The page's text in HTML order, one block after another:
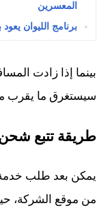
المعسرين
برنامج الليوان
سيستغرق ما يقرب
طريقة تتبع
يمكن بعد طلب
من موقع الشركة،